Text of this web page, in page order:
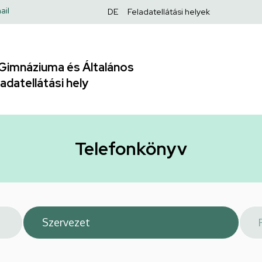
Felső
DE Feladatellátási helyek
és Általános
hely
Telefonkönyv